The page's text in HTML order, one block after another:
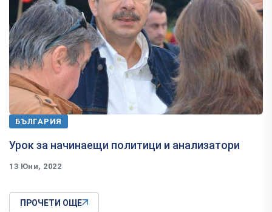
БЪЛГАРИЯ
Урок за начинаещи политици и анализатори
13 Юни, 2022
ПРОЧЕТИ ОЩЕ